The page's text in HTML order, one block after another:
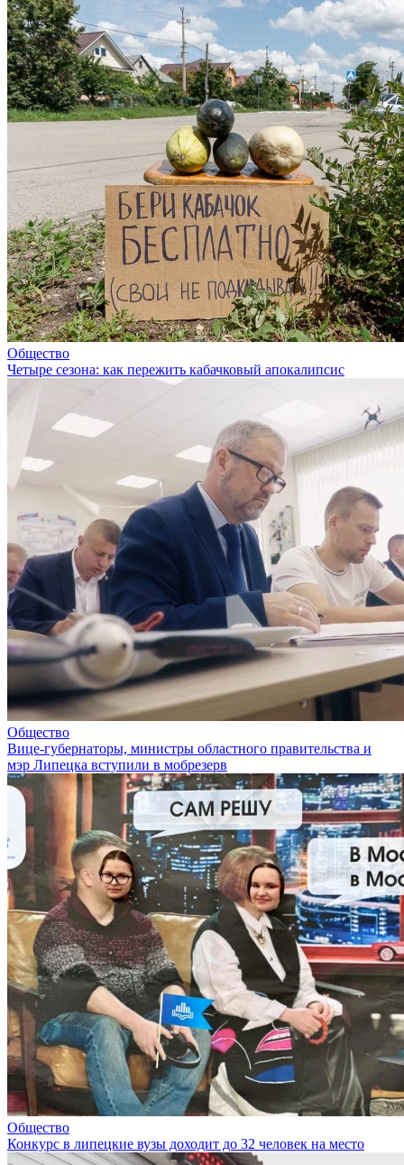
Общество
Четыре сезона: как пережить кабачковый апокалипсис
Общество
Вице-губернаторы, министры областного правительства и
мэр Липецка вступили в мобрезерв
Общество
Конкурс в липецкие вузы доходит до 32 человек на место